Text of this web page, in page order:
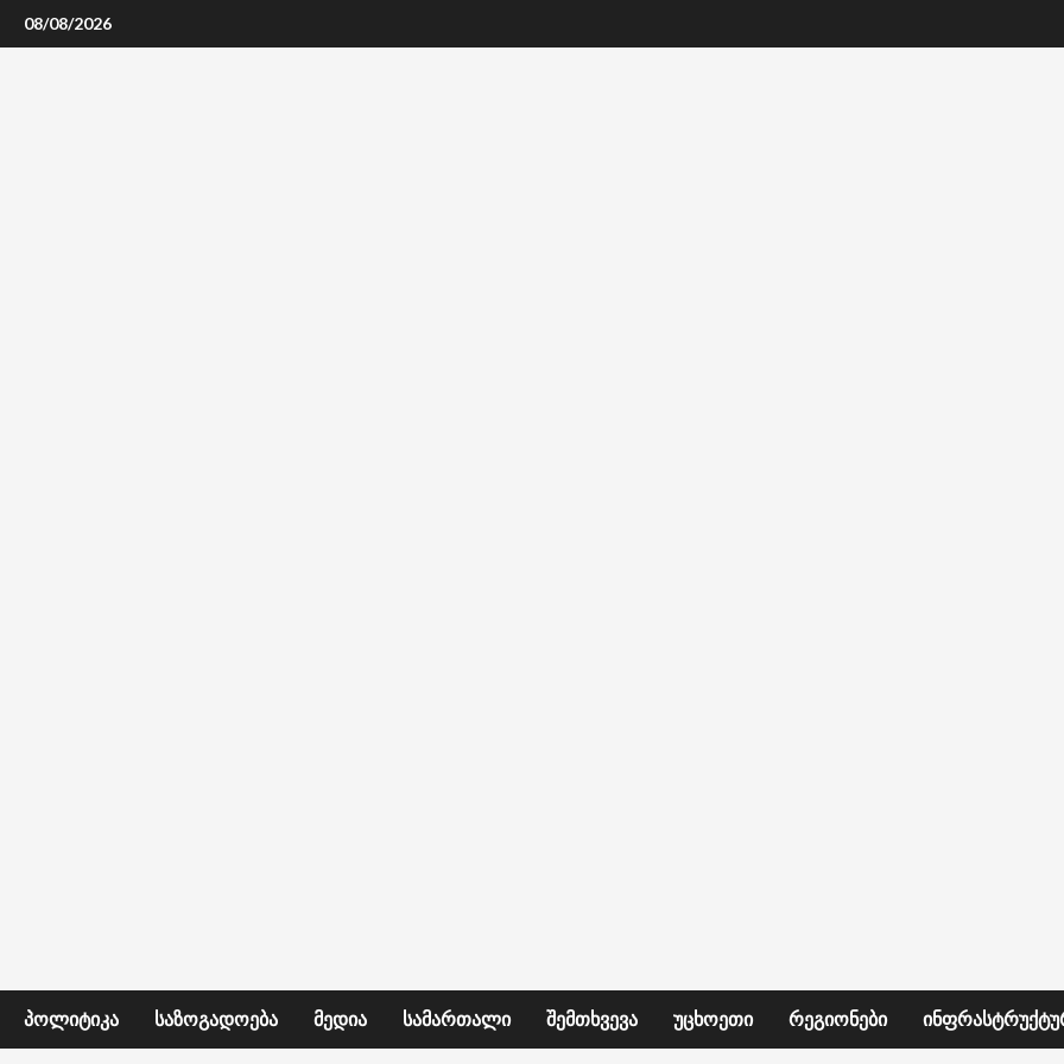
Skip
to
08/08/2026
ᲞᲝᲚᲘᲢᲘᲙᲐ ᲡᲐᲖᲝᲒᲐᲓᲝᲔᲑᲐ ᲛᲔᲓᲘᲐ ᲡᲐᲛᲐᲠᲗᲐᲚᲘ ᲨᲔᲛᲗᲮᲕᲔᲕᲐ ᲣᲪᲮᲝᲔᲗᲘ ᲠᲔᲒᲘᲝᲜᲔᲑᲘ